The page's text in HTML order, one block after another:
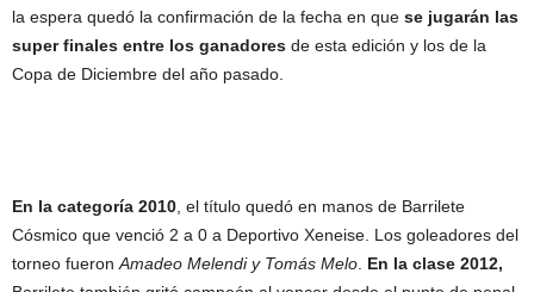
la espera quedó la confirmación de la fecha en que se jugarán las
super finales entre los ganadores de esta edición y los de la
Copa de Diciembre del año pasado.
En la categoría 2010 , el título quedó en manos de Barrilete
Cósmico que venció 2 a 0 a Deportivo Xeneise. Los goleadores del
torneo fueron Amadeo Melendi y Tomás Melo En la clase 2012,